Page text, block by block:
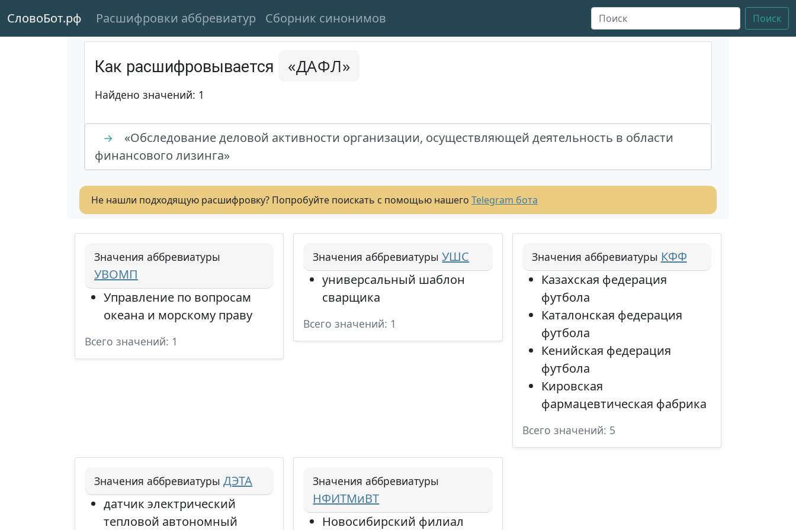
СловоБот.рф Расшифровки аббревиатур Сборник синонимов Поиск
Как расшифровывается «ДАФЛ»
Найдено значений: 1
→
«Обследование деловой активности организации, осуществляющей деятельность в области
финансового лизинга»
Не нашли подходящую расшифровку? Попробуйте поискать с помощью нашего Telegram бота
Значения аббревиатуры
УВОМП
Управление по вопросам
океана и морскому праву
Всего значений: 1
Значения аббревиатуры УШС
универсальный шаблон
сварщика
Всего значений: 1
Значения аббревиатуры КФФ
Казахская федерация
футбола
Каталонская федерация
футбола
Кенийская федерация
футбола
Кировская
фармацевтическая фабрика
Всего значений: 5
Значения аббревиатуры ДЭТА
датчик электрический
тепловой автономный
Значения аббревиатуры
НФИТМиВТ
Новосибирский филиал